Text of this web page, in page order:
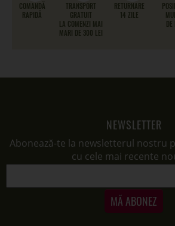
COMANDĂ
RAPIDĂ
TRANSPORT
GRATUIT
LA COMENZI MAI
MARI DE 300 LEI
RETURNARE
14 ZILE
DE
NEWSLETTER
Abonează-te la newsletterul nostru
cu cele mai recente
MĂ ABONEZ